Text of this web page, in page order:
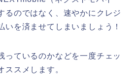
るのではなく、速やかにクレジ
いを済ませてしまいましょう！
っているのかなどを一度チェッ
ススメします。